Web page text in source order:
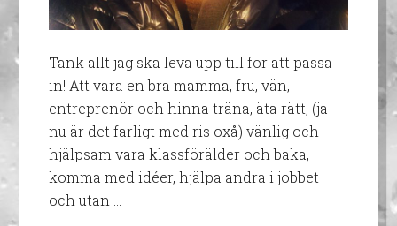
Tänk allt jag ska leva upp till för att passa
in! Att vara en bra mamma, fru, vän,
entreprenör och hinna träna, äta rätt, (ja
nu är det farligt med ris oxå) vänlig och
hjälpsam vara klassförälder och baka,
komma med idéer, hjälpa andra i jobbet
och utan …